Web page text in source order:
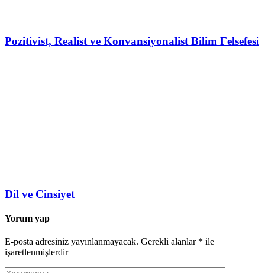
Pozitivist, Realist ve Konvansiyonalist Bilim Felsefesi
Dil ve Cinsiyet
Yorum yap
E-posta adresiniz yayınlanmayacak. Gerekli alanlar * ile
işaretlenmişlerdir